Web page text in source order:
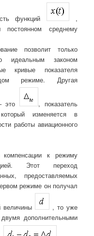
функций
,
постоянном среднему
позволит только
идеальным законом
кривые показателя
режиме. Другая
это
, показатель
изменяется в
работы авиационного
к режиму
Этот переход
предоставляемых
режиме он получал
величины
, то уже
дополнительными